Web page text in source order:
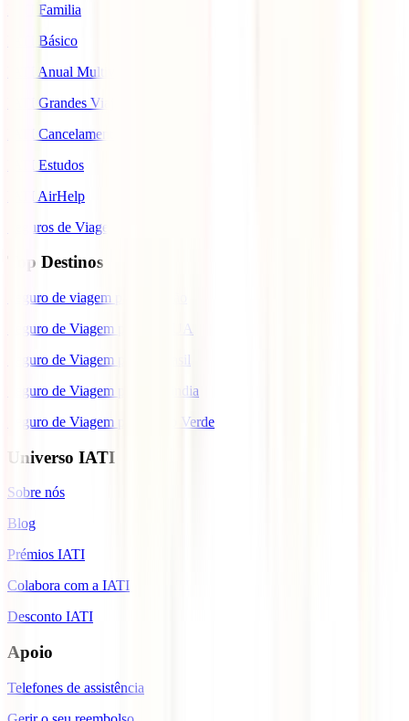
IATI Familia
IATI Básico
IATI Anual Multiviagem
IATI Grandes Viajantes
IATI Cancelamento Premium
IATI Estudos
IATI AirHelp
Seguros de Viagem
Top Destinos
Seguro de viagem para o Japão
Seguro de Viagem para os EUA
Seguro de Viagem para o Brasil
Seguro de Viagem para Tailândia
Seguro de Viagem para Cabo Verde
Universo IATI
Sobre nós
Blog
Prémios IATI
Colabora com a IATI
Desconto IATI
Apoio
Telefones de assistência